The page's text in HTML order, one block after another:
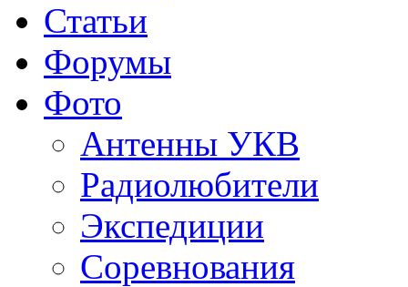
Статьи
Форумы
Фото
Антенны УКВ
Радиолюбители
Экспедиции
Соревнования